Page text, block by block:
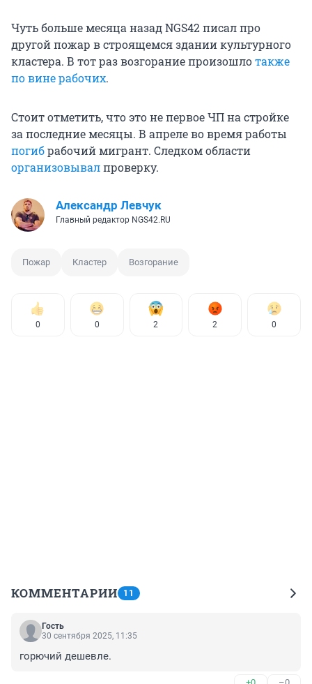
Чуть больше месяца назад NGS42 писал про
другой пожар в строящемся здании культурного
кластера. В тот раз возгорание произошлотакже
по вине рабочих.
Стоит отметить, что это не первое ЧП на стройке
за последние месяцы. В апреле во время работы
погибрабочий мигрант. Следком области
организовывалпроверку.
Александр Левчук
Главный редактор NGS42.RU
Пожар Кластер Возгорание
0 0 2 2 0
КОММЕНТАРИИ 11
Гость
30 сентября 2025, 11:35
горючий дешевле.